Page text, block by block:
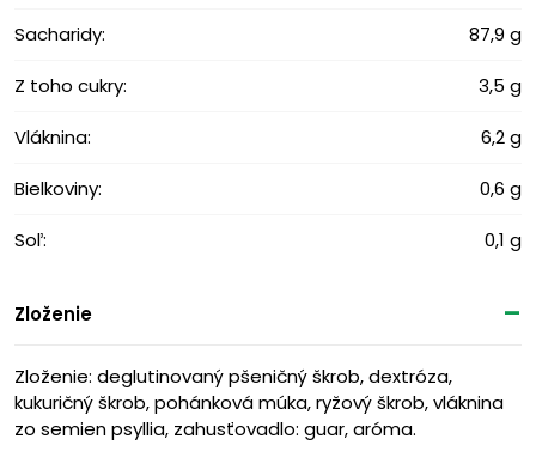
Sacharidy: 87,9 g
Z toho cukry: 3,5 g
Vláknina: 6,2 g
Bielkoviny: 0,6 g
Soľ: 0,1 g
Zloženie
Zloženie: deglutinovaný pšeničný škrob, dextróza,
kukuričný škrob, pohánková múka, ryžový škrob, vláknina
zo semien psyllia, zahusťovadlo: guar, aróma.